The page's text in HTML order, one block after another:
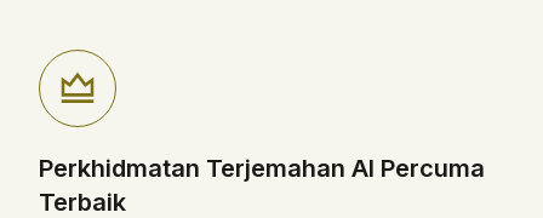
Perkhidmatan Terjemahan AI Percuma
Terbaik